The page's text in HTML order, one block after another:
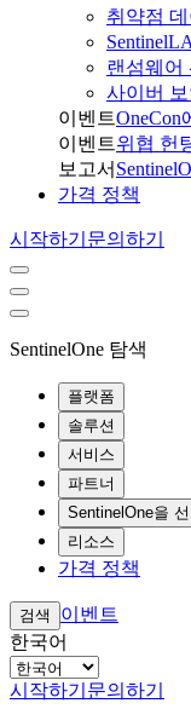
취약점
랜섬웨어
사이버 보
이벤트OneCon
이벤트위협 헌
보고서
가격 정책
시작하기 문의하기
SentinelOne 탐색
플랫폼
솔루션
서비스
파트너
SentinelOne을
리소스
가격 정책
검색
이벤트
한국어
시작하기 문의하기